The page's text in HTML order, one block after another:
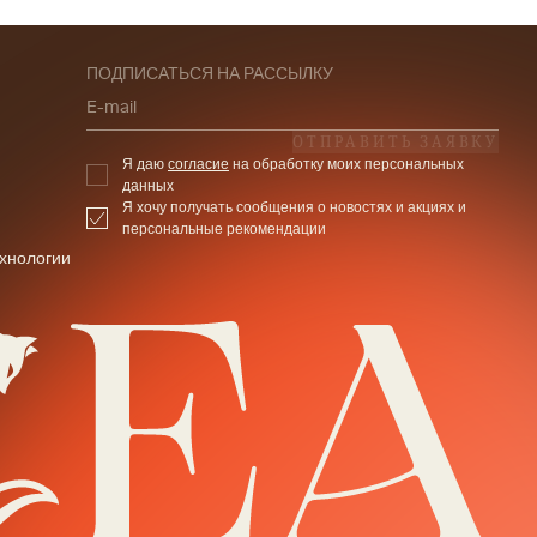
ПОДПИСАТЬСЯ НА РАССЫЛКУ
E-mail
ОТПРАВИТЬ ЗАЯВКУ
Я даю согласие на обработку моих персональных
данных
Я хочу получать сообщения о новостях и акциях и
персональные рекомендации